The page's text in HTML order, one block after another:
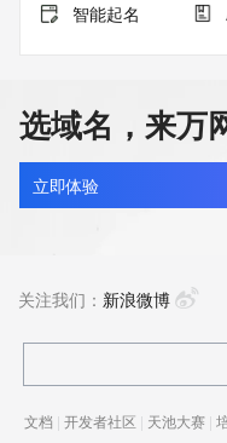
智能起名
选域名，来万
立即体验
关注我们： 新浪微博
文档 | 开发者社区 | 天池大赛 |